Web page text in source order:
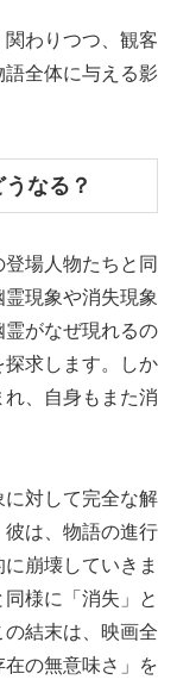
わりつつ、観客
全体に与える影
なる？
場人物たちと同
現象や消失現象
がなぜ現れるの
求します。しか
、自身もまた消
に対して完全な解
は、物語の進行
崩壊していきま
様に「消失」と
結末は、映画全
の無意味さ」を